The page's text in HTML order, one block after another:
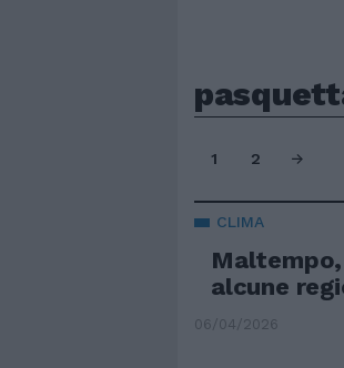
1 2
CLIMA
alcune
06/04/2026